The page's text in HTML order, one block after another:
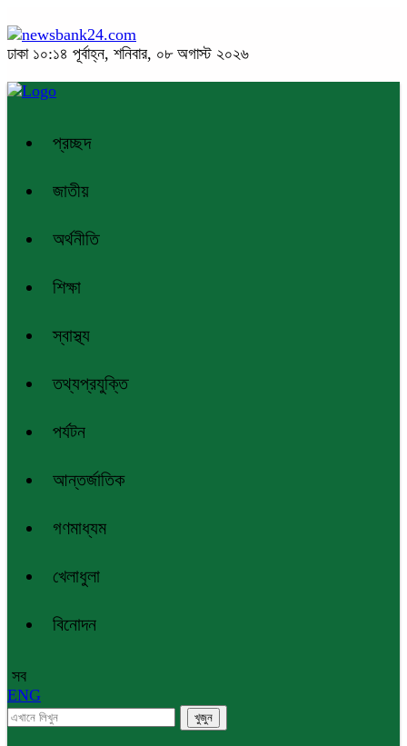
ঢাকা ১০:১৪ পূর্বাহ্ন, শনিবার, ০৮ অগাস্ট ২০২৬
প্রচ্ছদ
জাতীয়
অর্থনীতি
শিক্ষা
স্বাস্থ্য
তথ্যপ্রযুক্তি
পর্যটন
আন্তর্জাতিক
গণমাধ্যম
খেলাধুলা
বিনোদন
সব
ENG